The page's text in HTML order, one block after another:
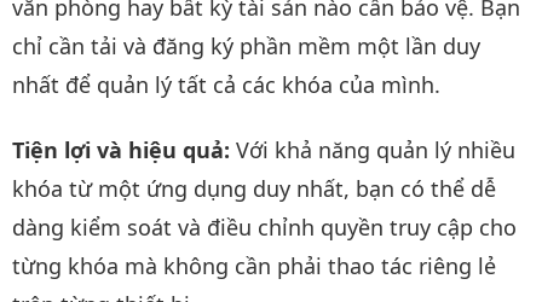
văn phòng hay bất kỳ tài sản nào cần bảo vệ. Bạn
chỉ cần tải và đăng ký phần mềm một lần duy
nhất để quản lý tất cả các khóa của mình.
Tiện lợi và hiệu quả: Với khả năng quản lý nhiều
khóa từ một ứng dụng duy nhất, bạn có thể dễ
dàng kiểm soát và điều chỉnh quyền truy cập cho
từng khóa mà không cần phải thao tác riêng lẻ